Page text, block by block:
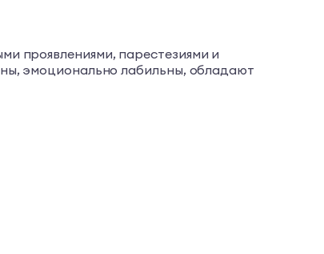
проявлениями, парестезиями и
эмоционально лабильны, обладают